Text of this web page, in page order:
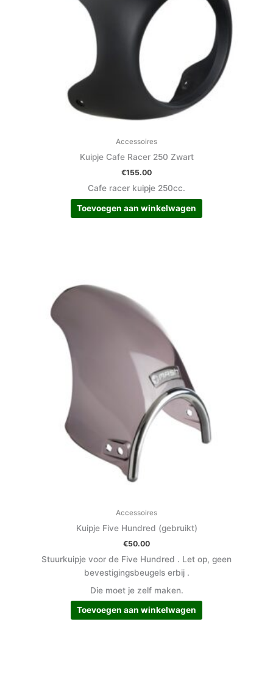
Accessoires
Kuipje Cafe Racer 250 Zwart
€155.00
Cafe racer kuipje 250cc.
Toevoegen aan winkelwagen
Accessoires
Kuipje Five Hundred (gebruikt)
€50.00
Stuurkuipje voor de Five Hundred . Let op, geen
bevestigingsbeugels erbij .
Die moet je zelf maken.
Toevoegen aan winkelwagen